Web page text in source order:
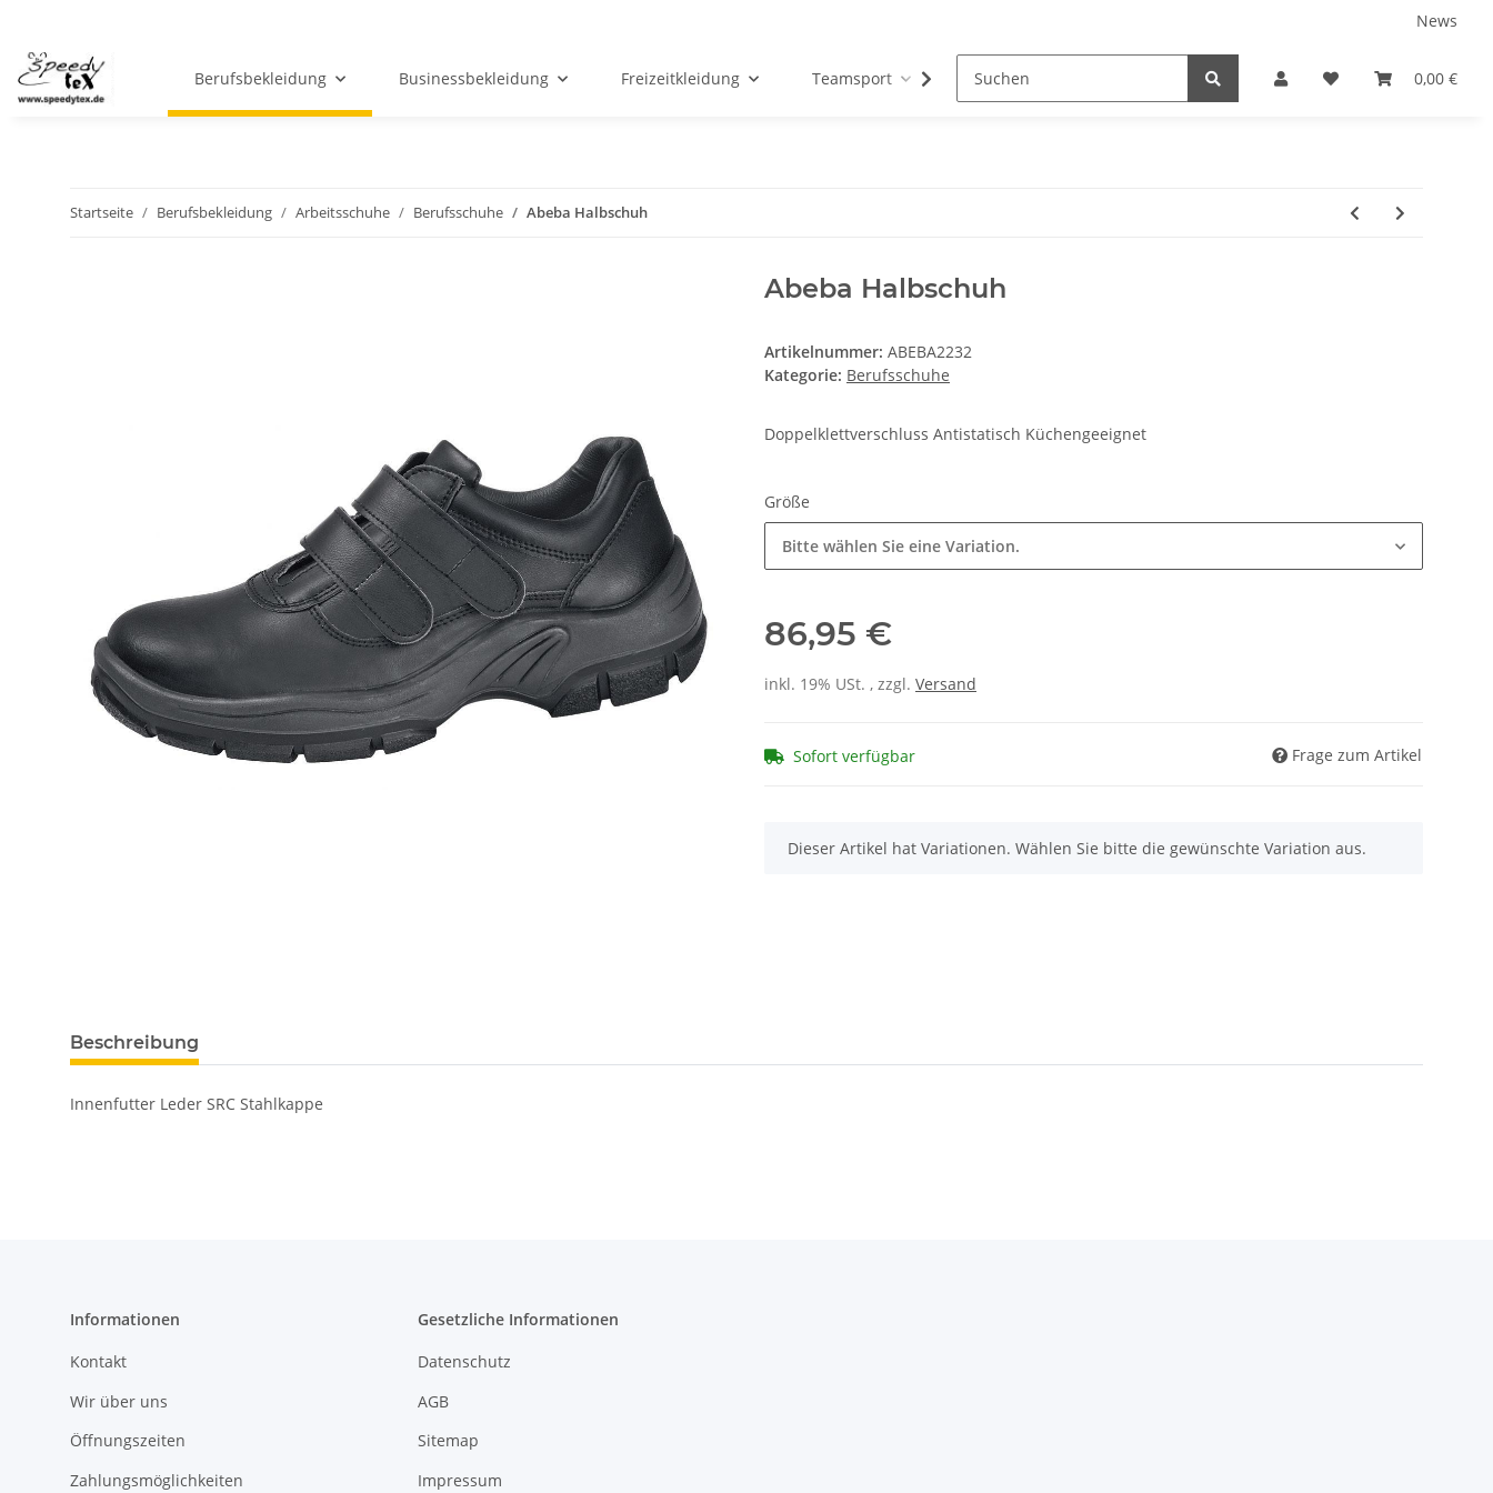
News
0,00 €
Berufsbekleidung Businessbekleidung Freizeitkleidung Teamsport Partnershops
Startseite Berufsbekleidung Arbeitsschuhe Berufsschuhe Abeba Halbschuh
Abeba Halbschuh
Artikelnummer: ABEBA2232
Kategorie: Berufsschuhe
Doppelklettverschluss Antistatisch Küchengeeignet
Größe
Bitte wählen Sie eine Variation.
86,95 €
inkl. 19% USt. , zzgl. Versand
Sofort verfügbar Frage zum Artikel
x
Dieser Artikel hat Variationen. Wählen Sie bitte die gewünschte Variation aus.
Beschreibung
Innenfutter Leder SRC Stahlkappe
Informationen
Kontakt
Wir über uns
Öffnungszeiten
Zahlungsmöglichkeiten
Gesetzliche Informationen
Datenschutz
AGB
Sitemap
Impressum